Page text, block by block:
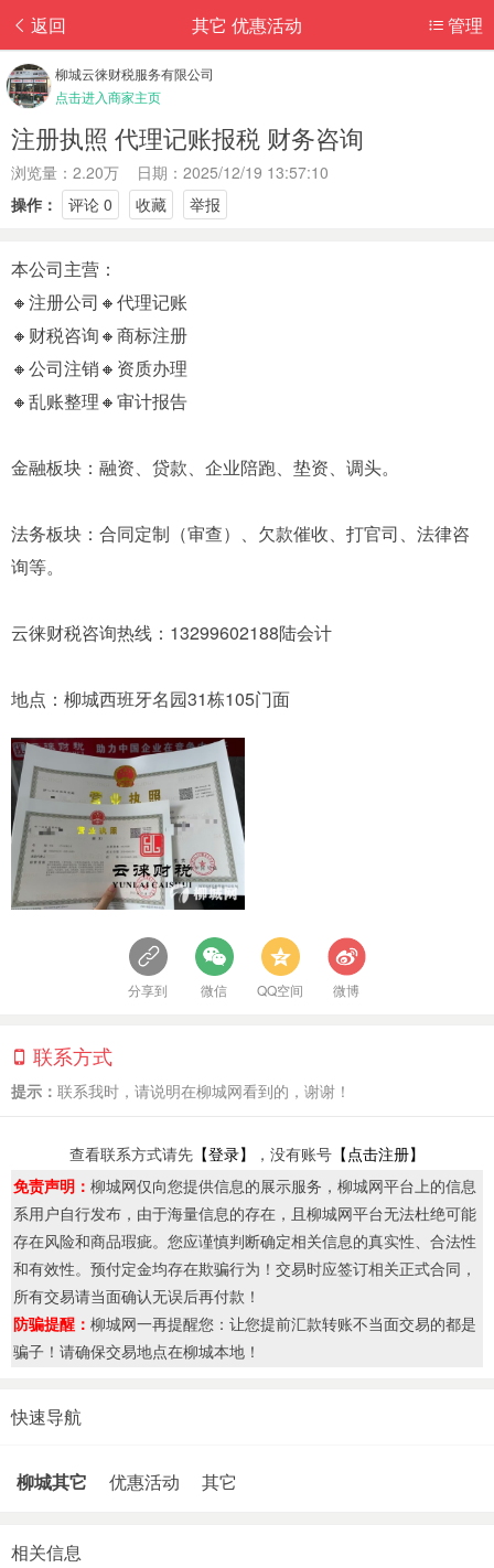
返回 管理
其它 优惠活动
柳城云徕财税服务有限公司
点击进入商家主页
注册执照 代理记账报税 财务咨询
浏览量：2.20万 日期：2025/12/19 13:57:10
操作：
评论 0 收藏 举报
本公司主营：
🔸注册公司🔸代理记账
🔸财税咨询🔸商标注册
🔸公司注销🔸资质办理
🔸乱账整理🔸审计报告
金融板块：融资、贷款、企业陪跑、垫资、调头。
法务板块：合同定制（审查）、欠款催收、打官司、法律咨
询等。
云徕财税咨询热线：13299602188陆会计
地点：柳城西班牙名园31栋105门面
分享到 微信 QQ空间 微博
联系方式
提示： 联系我时，请说明在柳城网看到的，谢谢！
查看联系方式请先 【登录】 ，没有账号 【点击注册】
免责声明： 柳城网仅向您提供信息的展示服务，柳城网平台上的信息
系用户自行发布，由于海量信息的存在，且柳城网平台无法杜绝可能
存在风险和商品瑕疵。您应谨慎判断确定相关信息的真实性、合法性
和有效性。预付定金均存在欺骗行为！交易时应签订相关正式合同，
所有交易请当面确认无误后再付款！
防骗提醒： 柳城网一再提醒您：让您提前汇款转账不当面交易的都是
骗子！请确保交易地点在柳城本地！
快速导航
柳城其它 优惠活动 其它
相关信息